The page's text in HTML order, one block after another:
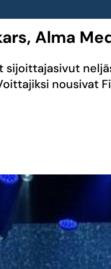
Alma
sijoittajasivut
nousivat